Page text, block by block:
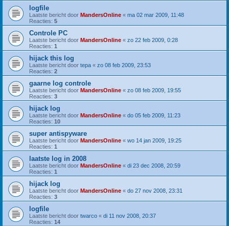
logfile
Laatste bericht door MandersOnline « ma 02 mar 2009, 11:48
Reacties: 5
Controle PC
Laatste bericht door MandersOnline « zo 22 feb 2009, 0:28
Reacties: 1
hijack this log
Laatste bericht door tepa « zo 08 feb 2009, 23:53
Reacties: 2
gaarne log controle
Laatste bericht door MandersOnline « zo 08 feb 2009, 19:55
Reacties: 3
hijack log
Laatste bericht door MandersOnline « do 05 feb 2009, 11:23
Reacties: 10
super antispyware
Laatste bericht door MandersOnline « wo 14 jan 2009, 19:25
Reacties: 1
laatste log in 2008
Laatste bericht door MandersOnline « di 23 dec 2008, 20:59
Reacties: 1
hijack log
Laatste bericht door MandersOnline « do 27 nov 2008, 23:31
Reacties: 3
logfile
Laatste bericht door twarco « di 11 nov 2008, 20:37
Reacties: 14